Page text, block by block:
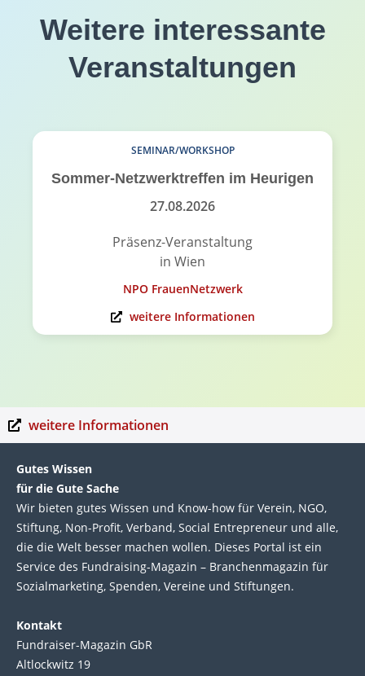
Weitere interessante
Veranstaltungen
SEMINAR/WORKSHOP
Sommer-Netzwerktreffen im Heurigen
27.08.2026
Präsenz-Veranstaltung
in Wien
NPO FrauenNetzwerk
weitere Informationen
weitere Informationen
Gutes Wissen
für die Gute Sache
Wir bie­ten gutes Wis­sen und Know-how für Ver­ein, NGO,
Stif­tung, Non-Profit, Ver­band, Social Entre­pre­neur und alle,
die die Welt bes­ser machen wol­len. Die­ses Por­tal ist ein
Service des Fund­raising-Magazin – Bran­chen­magazin für
Sozial­marke­ting, Spen­den, Ver­eine und Stif­tun­gen.
Kontakt
Fundraiser-Magazin GbR
Altlockwitz 19